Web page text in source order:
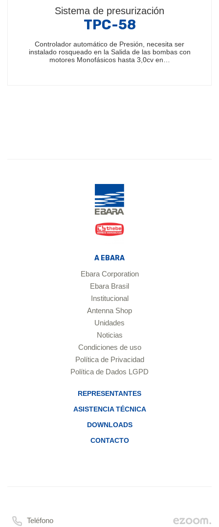
Sistema de presurización
TPC-58
Controlador automático de Presión, necesita ser
instalado rosqueado en la Salida de las bombas con
motores Monofásicos hasta 3,0cv en…
A EBARA
Ebara Corporation
Ebara Brasil
Institucional
Antenna Shop
Unidades
Noticias
Condiciones de uso
Política de Privacidad
Política de Dados LGPD
REPRESENTANTES
ASISTENCIA TÉCNICA
DOWNLOADS
CONTACTO
Teléfono